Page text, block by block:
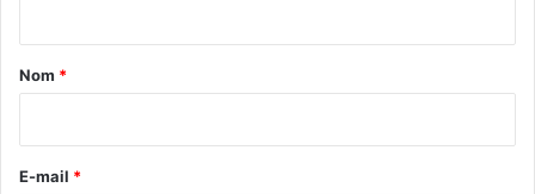
a
e
Nom *
E-mail *